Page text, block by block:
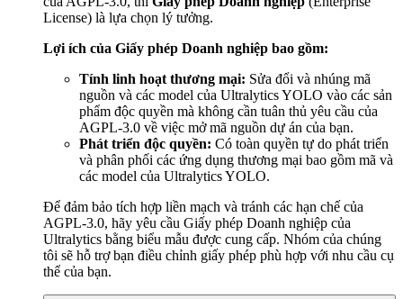
License) là lựa chọn lý tưởng.
Lợi ích của Giấy phép Doanh nghiệp bao gồm:
Tính linh hoạt thương mại: Sửa đổi và nhúng mã
nguồn và các model của Ultralytics YOLO vào các sản
phẩm độc quyền mà không cần tuân thủ yêu cầu của
AGPL-3.0 về việc mở mã nguồn dự án của bạn.
Phát triển độc quyền: Có toàn quyền tự do phát triển
và phân phối các ứng dụng thương mại bao gồm mã và
các model của Ultralytics YOLO.
Để đảm bảo tích hợp liền mạch và tránh các hạn chế của
AGPL-3.0, hãy yêu cầu Giấy phép Doanh nghiệp của
Ultralytics bằng biểu mẫu được cung cấp. Nhóm của chúng
tôi sẽ hỗ trợ bạn điều chỉnh giấy phép phù hợp với nhu cầu cụ
thể của bạn.